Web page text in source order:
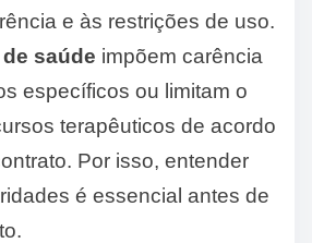
e às restrições de uso.
saúde impõem carência
específicos ou limitam o
terapêuticos de acordo
Por isso, entender
é essencial antes de